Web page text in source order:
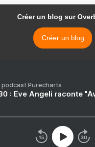
Créer un blog sur
Créer un blog
podcast Purecharts
: Eve Angeli raconte